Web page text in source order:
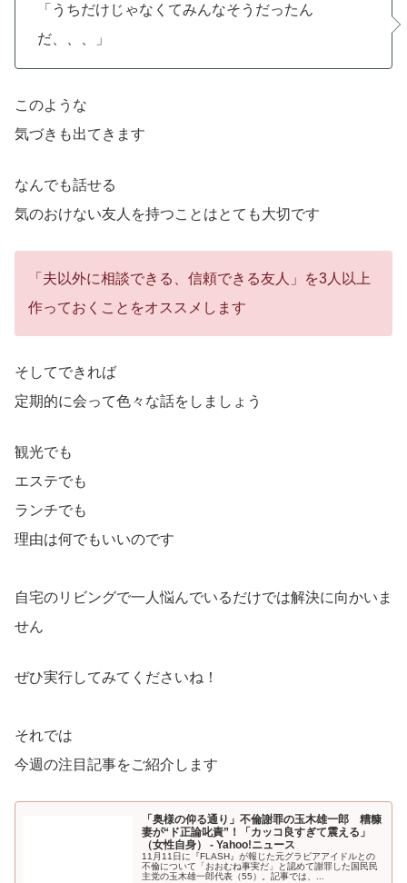
「うちだけじゃなくてみんなそうだったん
だ、、、」
このような
気づきも出てきます
なんでも話せる
気のおけない友人を持つことはとても大切です
「夫以外に相談できる、信頼できる友人」を3人以上
作っておくことをオススメします
そしてできれば
定期的に会って色々な話をしましょう
観光でも
エステでも
ランチでも
理由は何でもいいのです
自宅のリビングで一人悩んでいるだけでは解決に向かいま
せん
ぜひ実行してみてくださいね！
それでは
今週の注目記事をご紹介します
「奥様の仰る通り」不倫謝罪の玉木雄一郎 糟糠
妻が“ド正論叱責”！「カッコ良すぎて震える」
（女性自身） - Yahoo!ニュース
11月11日に『FLASH』が報じた元グラビアアイドルとの
不倫について「おおむね事実だ」と認めて謝罪した国民民
主党の玉木雄一郎代表（55）。記事では、...